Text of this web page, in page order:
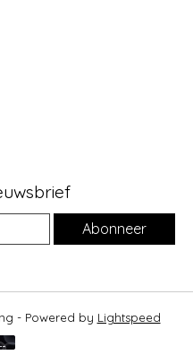
Abonneer
- Powered by Lightspeed